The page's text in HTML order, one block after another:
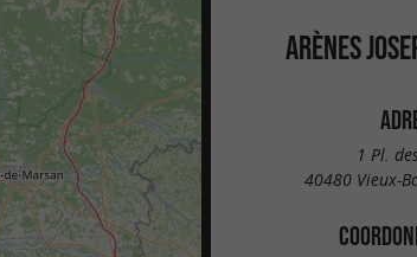
ARÈNES
1 Pl.
40480 Vieux-